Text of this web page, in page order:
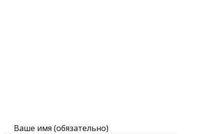
Ваше имя (обязательно)